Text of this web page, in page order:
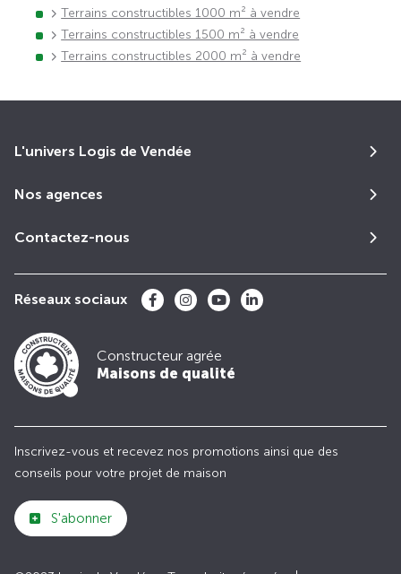
Terrains constructibles 1000 m² à vendre
Terrains constructibles 1500 m² à vendre
Terrains constructibles 2000 m² à vendre
L'univers Logis de Vendée
Nos agences
Contactez-nous
Réseaux sociaux
Constructeur agrée
Maisons de qualité
Inscrivez-vous et recevez nos promotions ainsi que des
conseils pour votre projet de maison
S'abonner